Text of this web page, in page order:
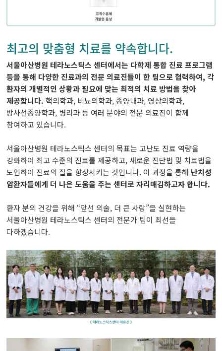
갑상선암센터
최고의 맞춤형 치료를 약속합니다.
서울아산병원 테라노스틱스 센터에서는 다학제 통합 진료 프로그램
등을 통해 다양한 진료과의 전문 의료진들이 한 팀으로 협력하여, 각
환자의 개별적인 상황과 필요에 맞는 최적의 치료 방법을 찾아
제공합니다. 핵의학과, 비뇨의학과, 종양내과, 영상의학과,
방사선종양학과, 병리과 등 여러 분야의 전문 의료진이 함께
참여하고 있습니다.
서울아산병원 테라노스틱스 센터의 목표는 고난도 진료 역량을
강화하여 최고 수준의 진료를 제공하고, 새로운 진단법 및 치료법을
도입하여 진료의 질을 향상시키는 것입니다. 이 과정을 통해 난치성
암환자들에게 더 나은 도움을 주는 센터로 자리매김하고자 합니다.
환자 분의 건강을 위해 “앞선 의술, 더 큰 사랑”을 실현하는
서울아산병원 테라노스틱스 센터의 전문가 팀이 최선을
다하겠습니다.